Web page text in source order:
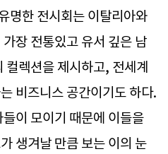
명한 전시회는 이탈리아와
장 전통있고 유서 깊은 남
컬렉션을 제시하고, 전세계
비즈니스 공간이기도 하다.
이 모이기 때문에 이들을
생겨날 만큼 보는 이의 눈